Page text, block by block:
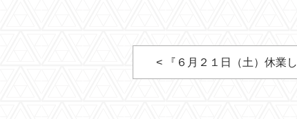
< 『６月２１日（土）休業し